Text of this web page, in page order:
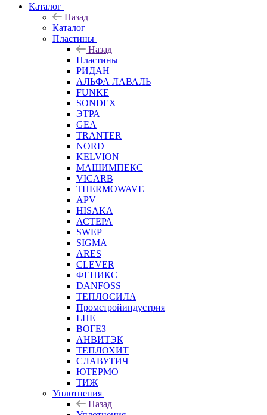
Каталог
Назад
Каталог
Пластины
Назад
Пластины
РИДАН
АЛЬФА ЛАВАЛЬ
FUNKE
SONDEX
ЭТРА
GEA
TRANTER
NORD
KELVION
МАШИМПЕКС
VICARB
THERMOWAVE
APV
HISAKA
АСТЕРА
SWEP
SIGMA
ARES
CLEVER
ФЕНИКС
DANFOSS
ТЕПЛОСИЛА
Промстройиндустрия
LHE
ВОГЕЗ
АНВИТЭК
ТЕПЛОХИТ
СЛАВУТИЧ
ЮТЕРМО
ТИЖ
Уплотнения
Назад